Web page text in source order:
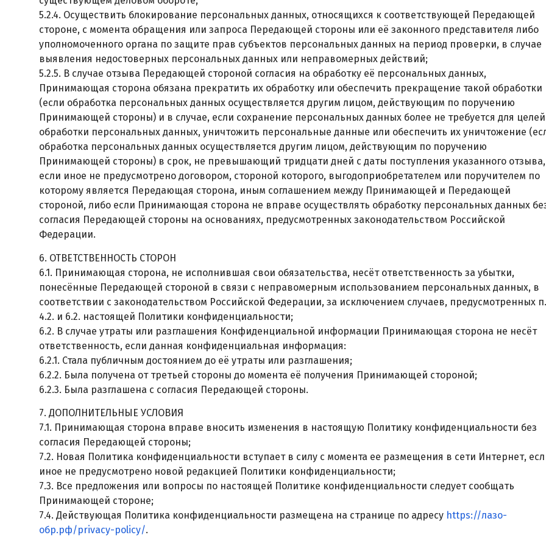
5.2.4. Осуществить блокирование персональных данных, относящихся к соответствующей Передающей
стороне, с момента обращения или запроса Передающей стороны или её законного представителя либо
уполномоченного органа по защите прав субъектов персональных данных на период проверки, в случае
выявления недостоверных персональных данных или неправомерных действий;
5.2.5. В случае отзыва Передающей стороной согласия на обработку её персональных данных,
Принимающая сторона обязана прекратить их обработку или обеспечить прекращение такой обработки
(если обработка персональных данных осуществляется другим лицом, действующим по поручению
Принимающей стороны) и в случае, если сохранение персональных данных более не требуется для целей
обработки персональных данных, уничтожить персональные данные или обеспечить их уничтожение
обработка персональных данных осуществляется другим лицом, действующим по поручению
Принимающей стороны) в срок, не превышающий тридцати дней с даты поступления указанного отзыва,
если иное не предусмотрено договором, стороной которого, выгодоприобретателем или поручителем по
которому является Передающая сторона, иным соглашением между Принимающей и Передающей
стороной, либо если Принимающая сторона не вправе осуществлять обработку персональных данных
согласия Передающей стороны на основаниях, предусмотренных законодательством Российской
Федерации.
6. ОТВЕТСТВЕННОСТЬ СТОРОН
6.1. Принимающая сторона, не исполнившая свои обязательства, несёт ответственность за убытки,
понесённые Передающей стороной в связи с неправомерным использованием персональных данных, в
соответствии с законодательством Российской Федерации, за исключением случаев, предусмотренных
4.2. и 6.2. настоящей Политики конфиденциальности;
6.2. В случае утраты или разглашения Конфиденциальной информации Принимающая сторона не несёт
ответственность, если данная конфиденциальная информация:
6.2.1. Стала публичным достоянием до её утраты или разглашения;
6.2.2. Была получена от третьей стороны до момента её получения Принимающей стороной;
6.2.3. Была разглашена с согласия Передающей стороны.
7. ДОПОЛНИТЕЛЬНЫЕ УСЛОВИЯ
7.1. Принимающая сторона вправе вносить изменения в настоящую Политику конфиденциальности без
согласия Передающей стороны;
7.2. Новая Политика конфиденциальности вступает в силу с момента ее размещения в сети Интернет,
иное не предусмотрено новой редакцией Политики конфиденциальности;
7.3. Все предложения или вопросы по настоящей Политике конфиденциальности следует сообщать
Принимающей стороне;
7.4. Действующая Политика конфиденциальности размещена на странице по адресу https://лазо-
обр.рф/privacy-policy/.